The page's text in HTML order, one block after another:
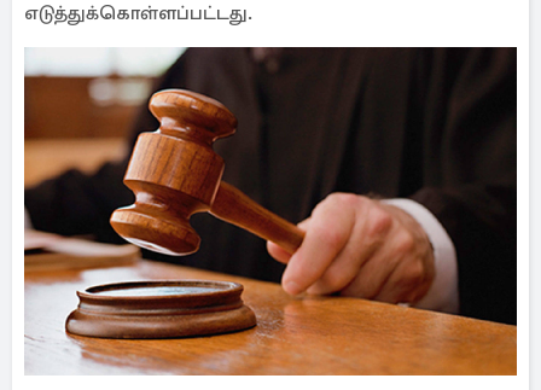
எடுத்துக்கொள்ளப்பட்டது.